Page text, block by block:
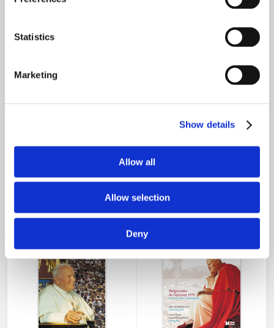
Statistics
Marketing
Show details
Allow all
Allow selection
Deny
Marii Vianneya
1947-1984, Walka,
Męczeństwo, Pamięć